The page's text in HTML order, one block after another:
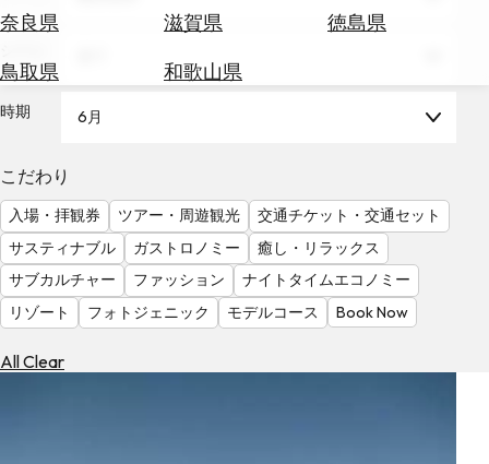
奈良県
滋賀県
徳島県
鳥取県
和歌山県
テ
を
調
べ
る
天
気
を
見
る
時期 6月
こだわり
入場・拝観券 ツアー・周遊観光
交通チケット・交通セット
サスティナブル
ガストロノミー
癒し・リラックス
サブカルチャー
ファッション
ナイトタイムエコノミー
リゾート
フォトジェニック モデルコース Book Now
All Clear